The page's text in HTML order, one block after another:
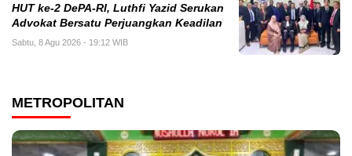
HUT ke-2 DePA-RI, Luthfi Yazid Serukan
Advokat Bersatu Perjuangkan Keadilan
Sabtu, 8 Agu 2026 - 19:12 WIB
METROPOLITAN